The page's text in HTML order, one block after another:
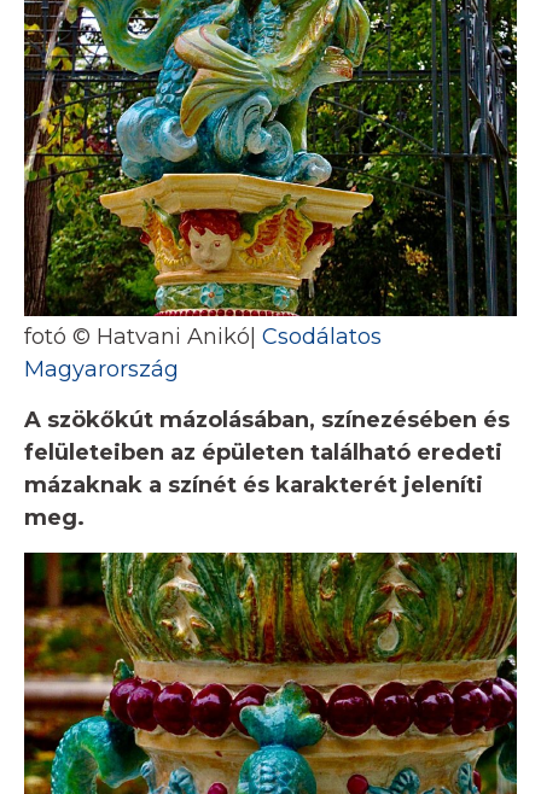
fotó © Hatvani Anikó| Csodálatos
Magyarország
A szökőkút mázolásában, színezésében és
felületeiben az épületen található eredeti
mázaknak a színét és karakterét jeleníti
meg.